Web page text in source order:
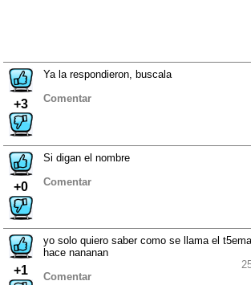
+3
Ya la respondieron, buscala
Comentar
+0
Si digan el nombre
Comentar
+1
yo solo quiero saber como se llama el
hace nananan
Comentar